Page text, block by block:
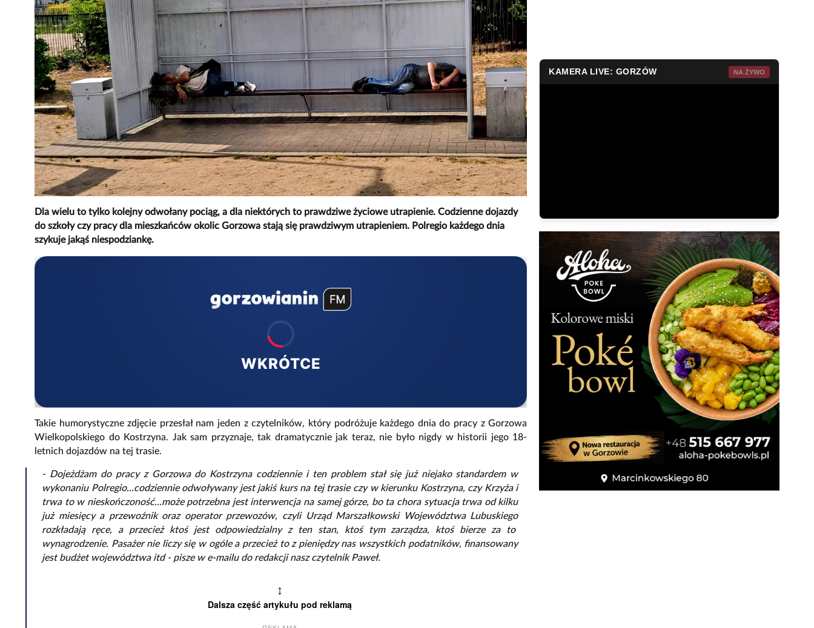
Dla wielu to tylko kolejny odwołany pociąg, a dla niektórych to prawdziwe życiowe utrapienie. Codzienne dojazdy
do szkoły czy pracy dla mieszkańców okolic Gorzowa stają się prawdziwym utrapieniem. Polregio każdego dnia
szykuje jakąś niespodziankę.
WKRÓTCE
Takie humorystyczne zdjęcie przesłał nam jeden z czytelników, który podróżuje każdego dnia do pracy z Gorzowa
Wielkopolskiego do Kostrzyna. Jak sam przyznaje, tak dramatycznie jak teraz, nie było nigdy w historii jego 18-
letnich dojazdów na tej trasie.
- Dojeżdżam do pracy z Gorzowa do Kostrzyna codziennie i ten problem stał się już niejako standardem w
wykonaniu Polregio...codziennie odwoływany jest jakiś kurs na tej trasie czy w kierunku Kostrzyna, czy Krzyża i
trwa to w nieskończoność...może potrzebna jest interwencja na samej górze, bo ta chora sytuacja trwa od kilku
już miesięcy a przewoźnik oraz operator przewozów, czyli Urząd Marszałkowski Województwa Lubuskiego
rozkładają ręce, a przecież ktoś jest odpowiedzialny z ten stan, ktoś tym zarządza, ktoś bierze za to
wynagrodzenie. Pasażer nie liczy się w ogóle a przecież to z pieniędzy nas wszystkich podatników, finansowany
jest budżet województwa itd - pisze w e-mailu do redakcji nasz czytelnik Paweł.
↕
Dalsza część artykułu pod reklamą
KAMERA LIVE: GORZÓW NA ŻYWO